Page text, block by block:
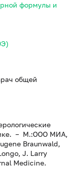
формулы и
общей
– М.:ООО МИА,
Braunwald,
J. Larry
Medicine.